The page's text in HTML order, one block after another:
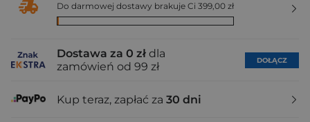
Do darmowej dostawy brakuje Ci 399,00 zł
Dostawa za 0 zł dla
zamówień od 99 zł
DOŁĄCZ
Kup teraz, zapłać za 30 dni